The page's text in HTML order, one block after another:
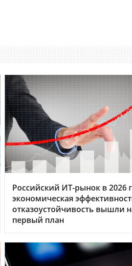
Российский ИТ-рынок в 2026
экономическая
отказоустойчивость вышли
первый план